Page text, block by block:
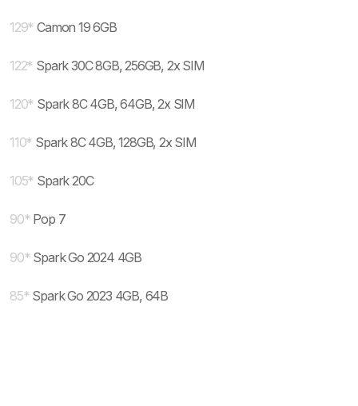
129* Camon 19 6GB
122* Spark 30C 8GB, 256GB, 2x SIM
120* Spark 8C 4GB, 64GB, 2x SIM
110* Spark 8C 4GB, 128GB, 2x SIM
105* Spark 20C
90* Pop 7
90* Spark Go 2024 4GB
85* Spark Go 2023 4GB, 64B